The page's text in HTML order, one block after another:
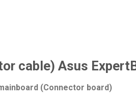
cable) Asus
(Connector board)